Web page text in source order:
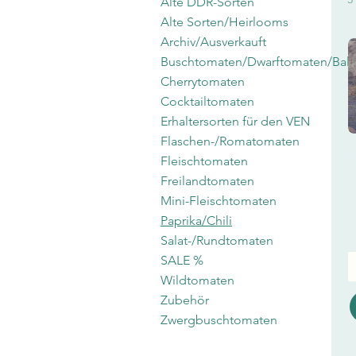
Alte Sorten/Heirlooms
Archiv/Ausverkauft
Buschtomaten/Dwarftomaten/
Cherrytomaten
Cocktailtomaten
Erhaltersorten für den VEN
Flaschen-/Romatomaten
Fleischtomaten
Freilandtomaten
Mini-Fleischtomaten
Paprika/Chili
Salat-/Rundtomaten
SALE %
Wildtomaten
Zubehör
Zwergbuschtomaten